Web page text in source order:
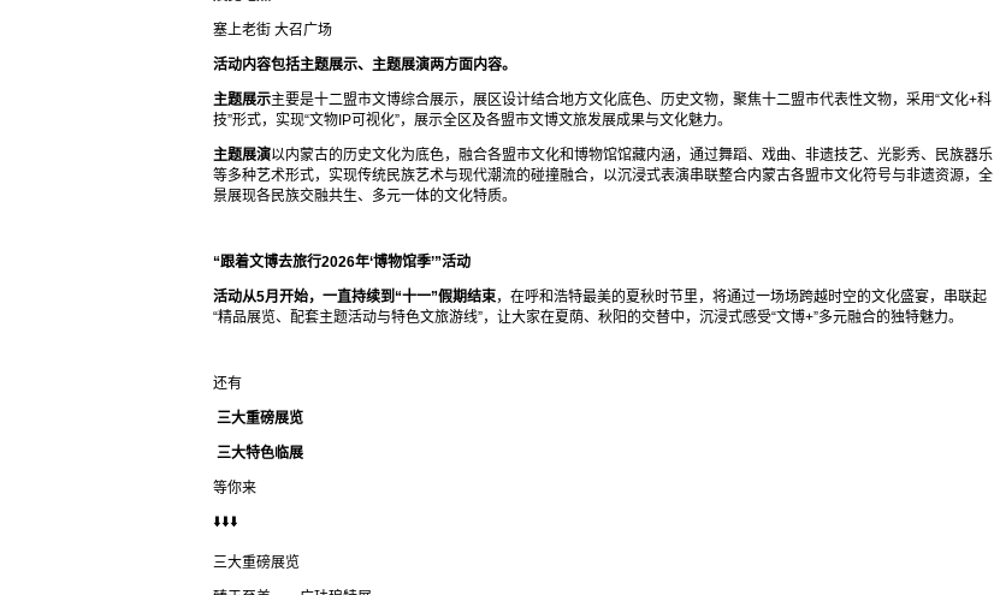
塞上老街 大召广场
活动内容包括主题展示、主题展演两方面内容。
主题展示主要是十二盟市文博综合展示，展区设计结合地方文化底色、历史文物，聚焦十二盟市代表性文物，采用“文化+科
技”形式，实现“文物IP可视化”，展示全区及各盟市文博文旅发展成果与文化魅力。
主题展演以内蒙古的历史文化为底色，融合各盟市文化和博物馆馆藏内涵，通过舞蹈、戏曲、非遗技艺、光影秀、民族器乐
等多种艺术形式，实现传统民族艺术与现代潮流的碰撞融合，以沉浸式表演串联整合内蒙古各盟市文化符号与非遗资源，全
景展现各民族交融共生、多元一体的文化特质。
“跟着文博去旅行2026年‘博物馆季’”活动
活动从5月开始，一直持续到“十一”假期结束，在呼和浩特最美的夏秋时节里，将通过一场场跨越时空的文化盛宴，串联起
“精品展览、配套主题活动与特色文旅游线”，让大家在夏荫、秋阳的交替中，沉浸式感受“文博+”多元融合的独特魅力。
还有
三大重磅展览
三大特色临展
等你来
⬇️⬇️⬇️
三大重磅展览